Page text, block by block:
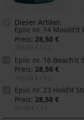
Dieser Artikel:
Epiic nr. 14 Mould’it
Preis 28,50 €
Epiic nr. 16 Beach’it
Preis 28,50 €
Epiic nr. 23 Hold’it
Preis 28,50 €